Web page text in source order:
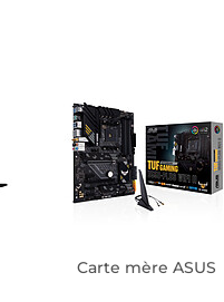
Carte mère ASUS